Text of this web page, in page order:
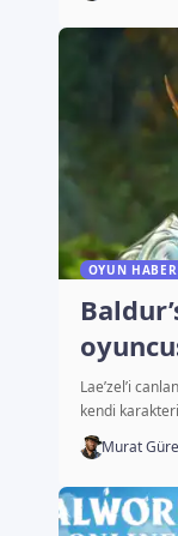
OYUN
Lae’zel’i
kendi
Murat